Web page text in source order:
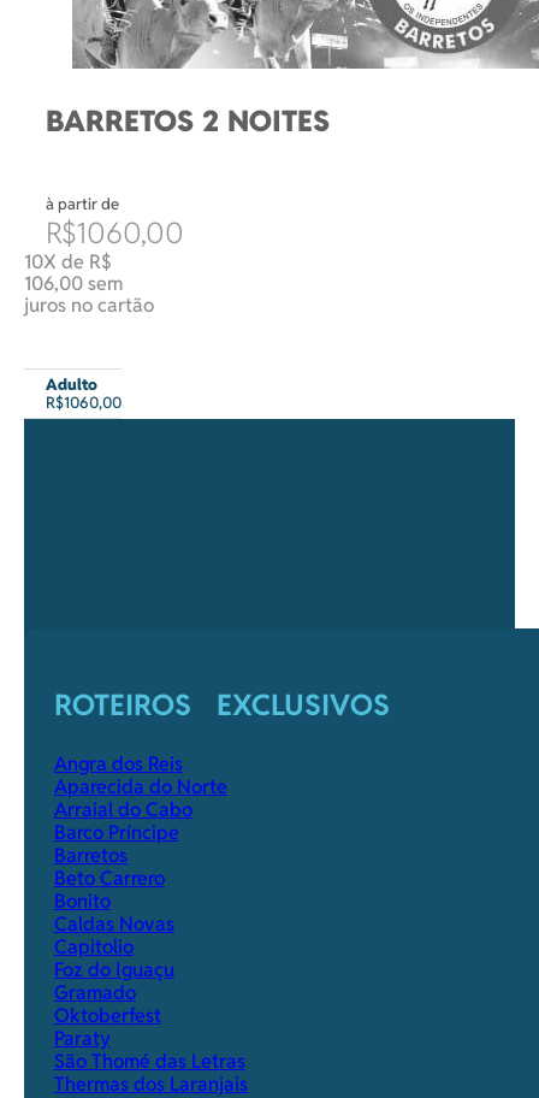
BARRETOS 2 NOITES
à partir de
R$1060,00
10X de R$
106,00 sem
juros no cartão
Adulto
R$1060,00
ROTEIROS EXCLUSIVOS
Angra dos Reis
Aparecida do Norte
Arraial do Cabo
Barco Príncipe
Barretos
Beto Carrero
Bonito
Caldas Novas
Capitolio
Foz do Iguaçu
Gramado
Oktoberfest
Paraty
São Thomé das Letras
Thermas dos Laranjais